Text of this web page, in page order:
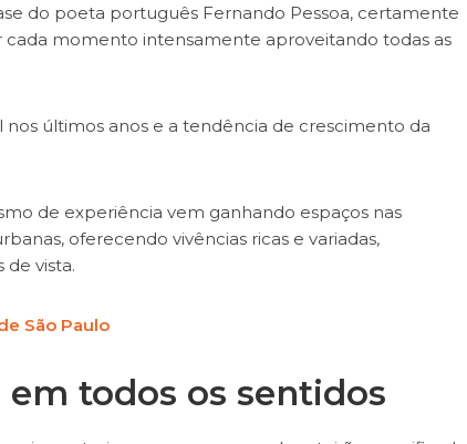
do poeta português Fernando Pessoa, certamente
cada momento intensamente aproveitando todas as
últimos anos e a tendência de crescimento da
de experiência vem ganhando espaços nas
oferecendo vivências ricas e variadas,
vista.
São Paulo
todos os sentidos